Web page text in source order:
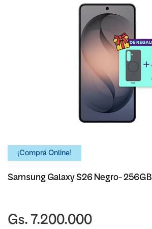
¡Comprá Online!
Samsung Galaxy S26 Negro- 256GB
Gs. 7.200.000